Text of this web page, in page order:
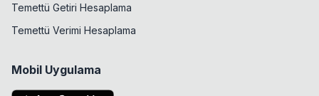
Temettü Getiri Hesaplama
Temettü Verimi Hesaplama
Mobil Uygulama